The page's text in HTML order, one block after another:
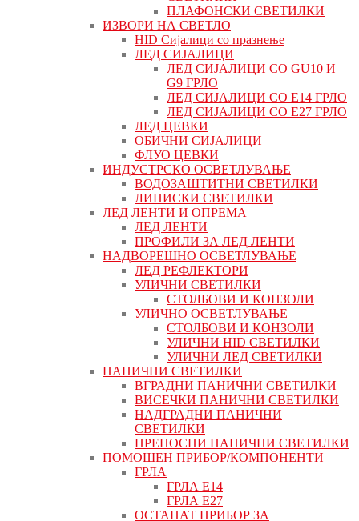
ПЛАФОНСКИ СВЕТИЛКИ
ИЗВОРИ НА СВЕТЛО
HID Сијалици со празнење
ЛЕД СИЈАЛИЦИ
ЛЕД СИЈАЛИЦИ СО GU10 И
G9 ГРЛО
ЛЕД СИЈАЛИЦИ СО Е14 ГРЛО
ЛЕД СИЈАЛИЦИ СО Е27 ГРЛО
ЛЕД ЦЕВКИ
ОБИЧНИ СИЈАЛИЦИ
ФЛУО ЦЕВКИ
ИНДУСТРСКО ОСВЕТЛУВАЊЕ
ВОДОЗАШТИТНИ СВЕТИЛКИ
ЛИНИСКИ СВЕТИЛКИ
ЛЕД ЛЕНТИ И ОПРЕМА
ЛЕД ЛЕНТИ
ПРОФИЛИ ЗА ЛЕД ЛЕНТИ
НАДВОРЕШНО ОСВЕТЛУВАЊЕ
ЛЕД РЕФЛЕКТОРИ
УЛИЧНИ СВЕТИЛКИ
СТОЛБОВИ И КОНЗОЛИ
УЛИЧНО ОСВЕТЛУВАЊЕ
СТОЛБОВИ И КОНЗОЛИ
УЛИЧНИ HID СВЕТИЛКИ
УЛИЧНИ ЛЕД СВЕТИЛКИ
ПАНИЧНИ СВЕТИЛКИ
ВГРАДНИ ПАНИЧНИ СВЕТИЛКИ
ВИСЕЧКИ ПАНИЧНИ СВЕТИЛКИ
НАДГРАДНИ ПАНИЧНИ
СВЕТИЛКИ
ПРЕНОСНИ ПАНИЧНИ СВЕТИЛКИ
ПОМОШЕН ПРИБОР/КОМПОНЕНТИ
ГРЛА
ГРЛА Е14
ГРЛА Е27
ОСТАНАТ ПРИБОР ЗА